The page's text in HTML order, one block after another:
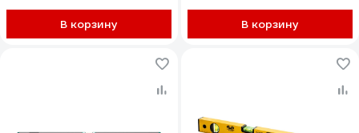
В корзину В корзину